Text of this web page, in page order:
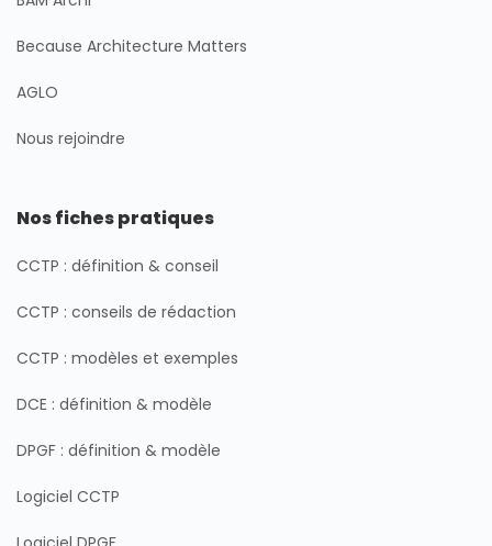
Because Architecture Matters
AGLO
Nous rejoindre
Nos fiches pratiques
CCTP : définition & conseil
CCTP : conseils de rédaction
CCTP : modèles et exemples
DCE : définition & modèle
DPGF : définition & modèle
Logiciel CCTP